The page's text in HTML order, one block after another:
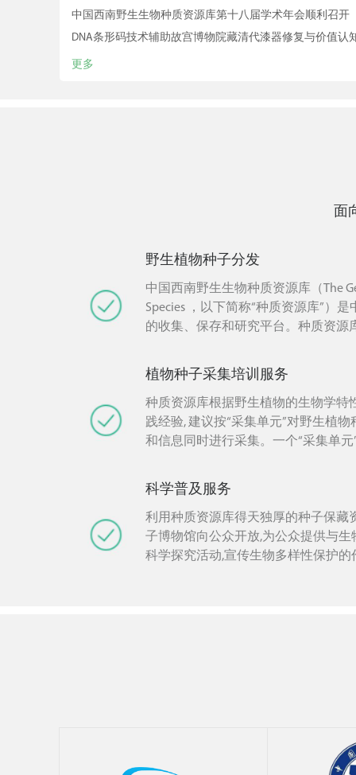
利召开
中国西南野生生物种质资源库第十八届学术年会顺利召开
DNA条形码技术辅助故宫博物院藏清代漆器修复与价值认
更多
面
野生植物种子分发
中国西南野生生物种质资源库（The
Species ，以下简称“种质资源库”）
的收集、保存和研究平台。种质资源
共享遗传资源产生的惠宜为原则，在
损害国家利益的前提下，面向社会各
供野生植物种子、植物DNA样品、植
据，以推动中国和全球野生生物种质
科普和可持续利用。 联系人:0871
植物种子采集培训服务
种质资源库根据野生植物的生物学特
践经验, 建议按“采集单元”对野生植
和信息同时进行采集。一个“采集单
成部分制定了采样策略、种子采集和
采集和鉴定、野外数据和图片的采集
范。通过采集标准规范培训对外服务,
完善相关的技术, 为我国的科研人员
质资源的收集保藏时提供参考和借鉴
科学普及服务
利用种质资源库得天独厚的种子保藏
子博物馆向公众开放,为公众提供与生
科学探究活动,宣传生物多样性保护